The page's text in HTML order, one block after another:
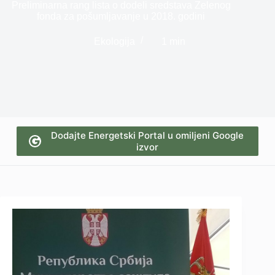
Dodajte Energetski Portal u omiljeni Google
izvor